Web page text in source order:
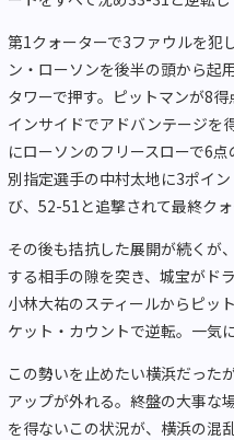
第1クォーターで3ファウルを犯
ン・ローソンを後半の頭から起
タワーで押す。ピットマンが8得
インサイドでアドバンテージを
にローソンのフリースローで6
別指定選手の中村太地に3ポイ
び、52-51と追撃されて最終クォ
その後も拮抗した展開が続くが
する相手の隙を突き、城宝がド
小林大祐のスティールからピッ
ケット・カウントで逆転。一気
この勢いを止めたい横浜だった
アップが外れる。終盤の大事な
を得ないこの状況が、横浜の混